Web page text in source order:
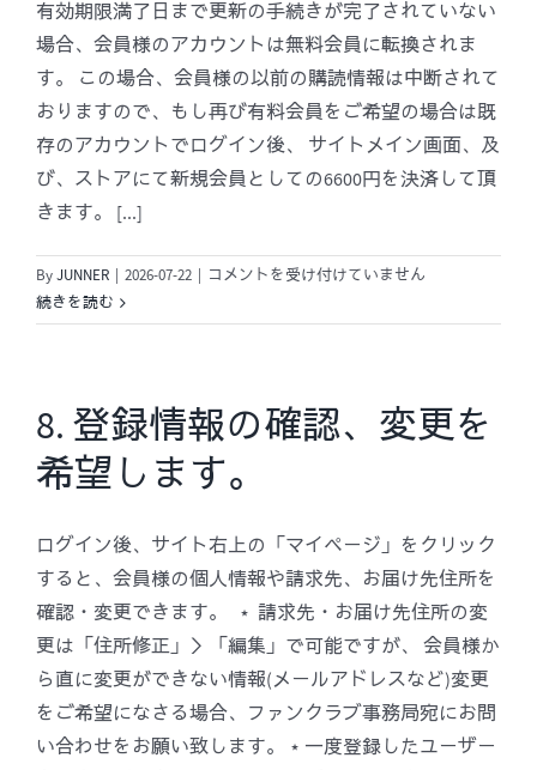
有効期限満了日まで更新の手続きが完了されていない
場合、会員様のアカウントは無料会員に転換されま
す。 この場合、会員様の以前の購読情報は中断されて
おりますので、もし再び有料会員をご希望の場合は既
存のアカウントでログイン後、 サイトメイン画面、及
び、ストアにて新規会員としての6600円を決済して頂
きます。 [...]
ByJUNNER 2026-07-22
7.
新
続
き
に
つ
て
し
り
た
で
す。
は
コメントを受け付けていません
続きを読む
8. 登録情報の確認、変更を
希望します。
ログイン後、サイト右上の「マイページ」をクリック
すると、会員様の個人情報や請求先、お届け先住所を
確認・変更できます。 ⋆ 請求先・お届け先住所の変
更は「住所修正」＞「編集」で可能ですが、 会員様か
ら直に変更ができない情報(メールアドレスなど)変更
をご希望になさる場合、ファンクラブ事務局宛にお問
い合わせをお願い致します。 ⋆ 一度登録したユーザー